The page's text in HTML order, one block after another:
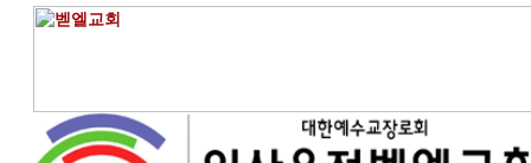
벧엘스토리